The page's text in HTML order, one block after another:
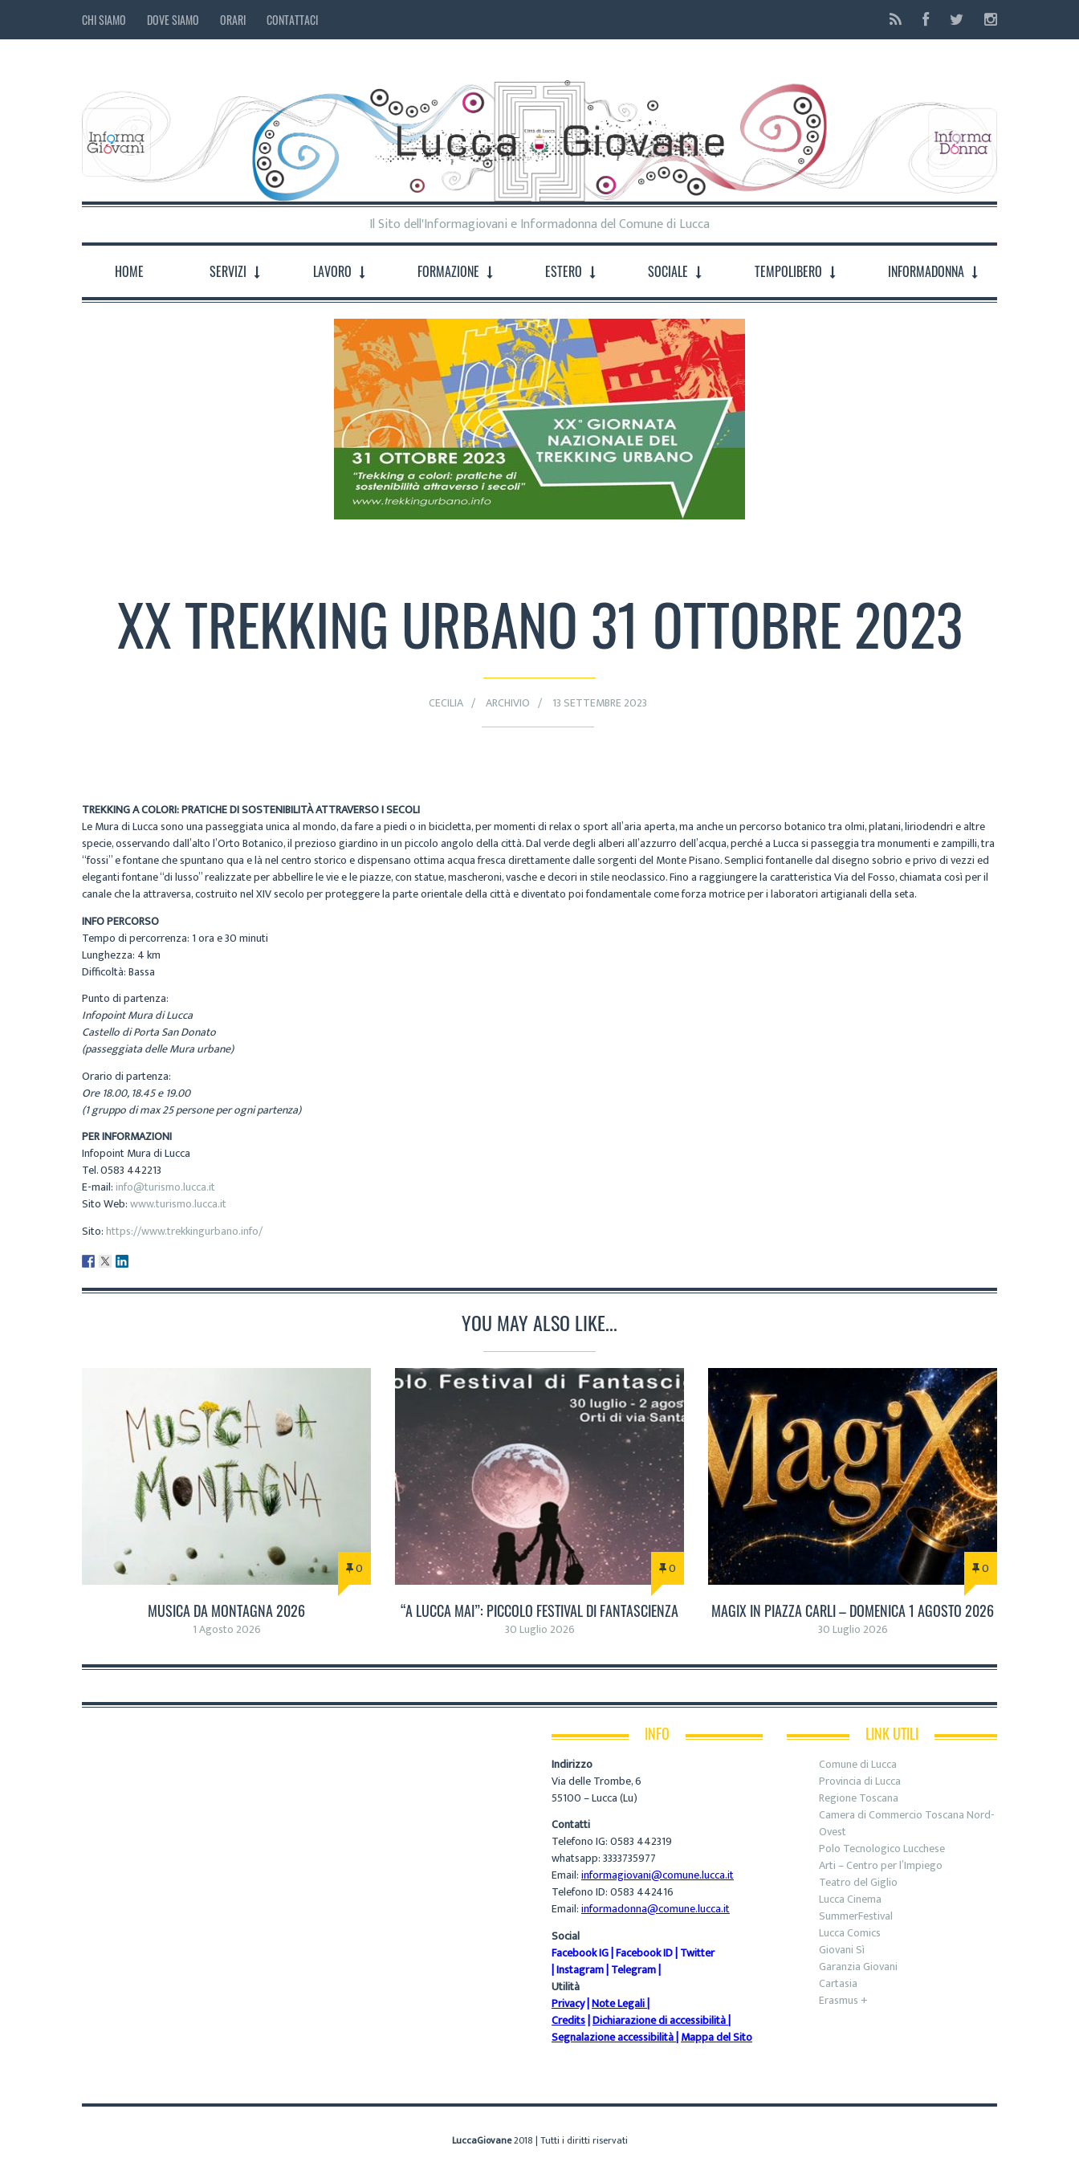
CHI SIAMO DOVE SIAMO ORARI CONTATTACI
Il Sito dell'Informagiovani e Informadonna del Comune di Lucca
HOME SERVIZI LAVORO FORMAZIONE ESTERO SOCIALE TEMPOLIBERO INFORMADONNA
XX TREKKING URBANO 31 OTTOBRE 2023
CECILIA ARCHIVIO 13 SETTEMBRE 2023
TREKKING A COLORI: PRATICHE DI SOSTENIBILITÀ ATTRAVERSO I SECOLI
Le Mura di Lucca sono una passeggiata unica al mondo, da fare a piedi o in bicicletta, per momenti di relax o sport all’aria aperta, ma anche un percorso botanico tra olmi, platani, liriodendri e altre
specie, osservando dall’alto l’Orto Botanico, il prezioso giardino in un piccolo angolo della città. Dal verde degli alberi all’azzurro dell’acqua, perché a Lucca si passeggia tra monumenti e zampilli, tra
“fossi” e fontane che spuntano qua e là nel centro storico e dispensano ottima acqua fresca direttamente dalle sorgenti del Monte Pisano. Semplici fontanelle dal disegno sobrio e privo di vezzi ed
eleganti fontane “di lusso” realizzate per abbellire le vie e le piazze, con statue, mascheroni, vasche e decori in stile neoclassico. Fino a raggiungere la caratteristica Via del Fosso, chiamata così per il
canale che la attraversa, costruito nel XIV secolo per proteggere la parte orientale della città e diventato poi fondamentale come forza motrice per i laboratori artigianali della seta.
INFO PERCORSO
Tempo di percorrenza: 1 ora e 30 minuti
Lunghezza: 4 km
Difficoltà: Bassa
Punto di partenza:
Infopoint Mura di Lucca
Castello di Porta San Donato
(passeggiata delle Mura urbane)
Orario di partenza:
Ore 18.00, 18.45 e 19.00
(1 gruppo di max 25 persone per ogni partenza)
PER INFORMAZIONI
Infopoint Mura di Lucca
Tel. 0583 442213
E-mail:info@turismo.lucca.it
Sito Web:www.turismo.lucca.it
Sito:https://www.trekkingurbano.info/
YOU MAY ALSO LIKE...
0
MUSICA DA MONTAGNA 2026
1 Agosto 2026
0
“A LUCCA MAI”: PICCOLO FESTIVAL DI FANTASCIENZA
30 Luglio 2026
0
MAGIX IN PIAZZA CARLI – DOMENICA 1 AGOSTO 2026
30 Luglio 2026
INFO
Indirizzo
Via delle Trombe, 6
55100 – Lucca (Lu)
Contatti
Telefono IG: 0583 442319
whatsapp: 3333735977
Email:informagiovani@comune.lucca.it
Telefono ID: 0583 442416
Email:informadonna@comune.lucca.it
Social
Facebook IG|Facebook ID|Twitter
|Instagram|Telegram|
Utilità
Privacy|Note Legali|
Credits|Dichiarazione di accessibilità|
Segnalazione accessibilità|Mappa del Sito
LINK UTILI
Comune di Lucca
Provincia di Lucca
Regione Toscana
Camera di Commercio Toscana Nord-
Ovest
Polo Tecnologico Lucchese
Arti – Centro per l’Impiego
Teatro del Giglio
Lucca Cinema
SummerFestival
Lucca Comics
Giovani Sì
Garanzia Giovani
Cartasia
Erasmus +
LuccaGiovane2018 | Tutti i diritti riservati